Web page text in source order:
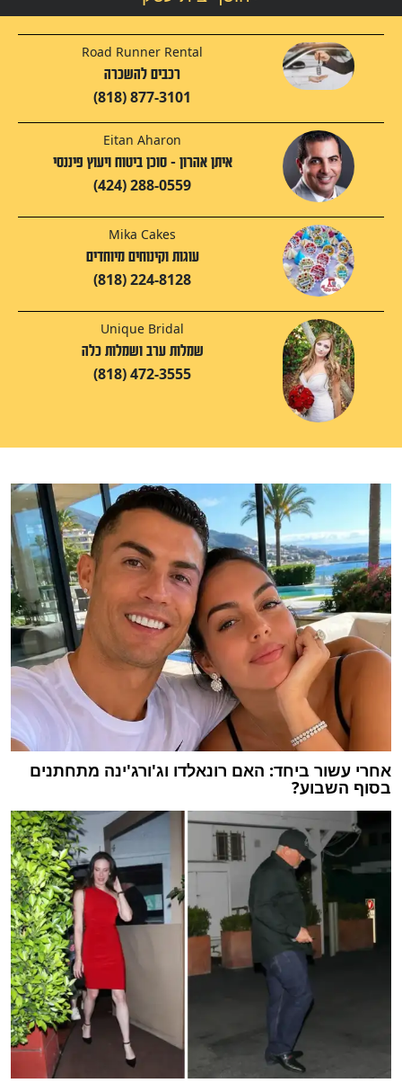
Road Runner Rental
רכבים להשכרה
(818) 877-3101
Eitan Aharon
איתן אהרון - סוכן ביטוח ויעוץ פיננסי
(424) 288-0559
Mika Cakes
עוגות וקינוחים מיוחדים
(818) 224-8128
Unique Bridal
שמלות ערב ושמלות כלה
(818) 472-3555
אחרי עשור ביחד: האם רונאלדו וג'ורג'ינה מתחתנים
בסוף השבוע?